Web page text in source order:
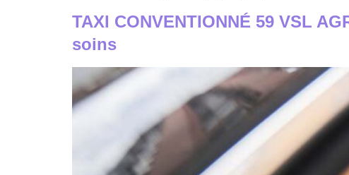
TAXI CONVENTIONNÉ 59 VSL
soins